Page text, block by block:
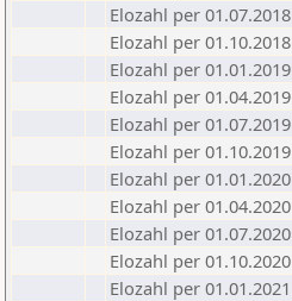
Elozahl per 01.07.2018
Elozahl per 01.10.2018
Elozahl per 01.01.2019
Elozahl per 01.04.2019
Elozahl per 01.07.2019
Elozahl per 01.10.2019
Elozahl per 01.01.2020
Elozahl per 01.04.2020
Elozahl per 01.07.2020
Elozahl per 01.10.2020
Elozahl per 01.01.2021